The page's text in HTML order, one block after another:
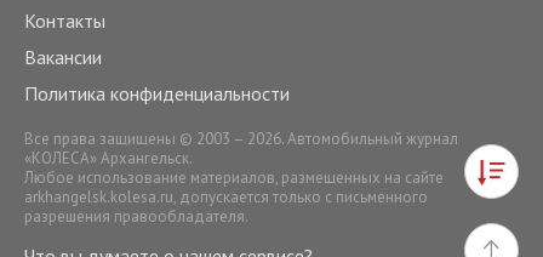
Контакты
Вакансии
Политика конфиденциальности
Все права защищены © 2003 – 2026. Автомобильный журнал
«КОЛЕСА» Архангельск.
Любое использование материалов, размещенных на сайте
arkhangelsk.kolesa.ru, допускается только с письменного
разрешения правообладателя.